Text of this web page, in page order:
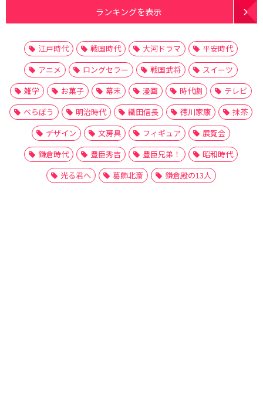
ランキングを表示
江戸時代 戦国時代 大河ドラマ
平安時代
アニメ
ロングセラー 戦国武将
スイーツ
雑学
お菓子 幕末 漫画 時代劇
テレビ
べらぼう
明治時代 織田信長 徳川家康
抹茶
デザイン
文房具 フィギュア
展覧会
鎌倉時代
豊臣秀吉 豊臣兄弟！
昭和時代
光る君へ
葛飾北斎 鎌倉殿の13人